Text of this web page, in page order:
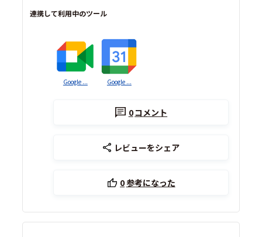
連携して利用中のツール
Google ... Google ...
0コメント
レビューをシェア
0参考になった